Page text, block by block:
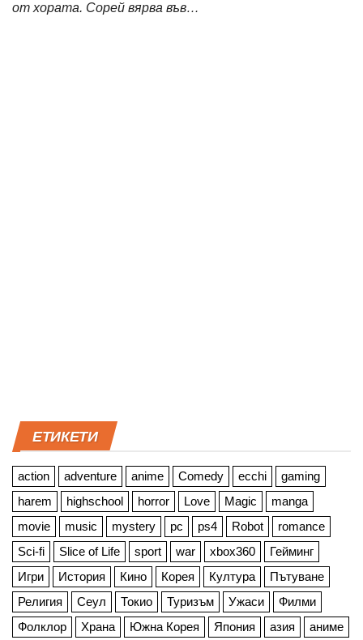
от хората. Сoрей вярва във…
ЕТИКЕТИ
action adventure anime Comedy ecchi
gaming
harem
highschool horror Love Magic
manga
movie
music mystery pc ps4 Robot
romance
Sci-fi
Slice of Life sport war xbox360
Гейминг
Игри
История Кино Корея Култура
Пътуване
Религия
Сеул Токио Туризъм Ужаси
Филми
Фолклор
Храна Южна Корея Япония азия аниме